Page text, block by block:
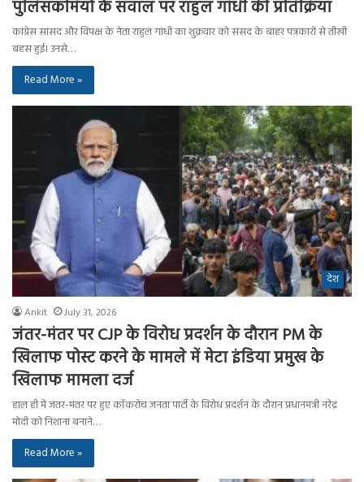
पुलिसकर्मियों के सवाल पर राहुल गांधी की प्रतिक्रिया
कांग्रेस सांसद और विपक्ष के नेता राहुल गांधी का शुक्रवार को संसद के बाहर पत्रकारों से तीखी
बहस हुई। उनसे…
Read More »
देश
Ankit July 31, 2026
जंतर-मंतर पर CJP के विरोध प्रदर्शन के दौरान PM के
खिलाफ पोस्ट करने के मामले में मेटा इंडिया प्रमुख के
खिलाफ मामला दर्ज
हाल ही में जंतर-मंतर पर हुए कॉकरोच जनता पार्टी के विरोध प्रदर्शन के दौरान प्रधानमंत्री नरेंद्र
मोदी को निशाना बनाने…
Read More »